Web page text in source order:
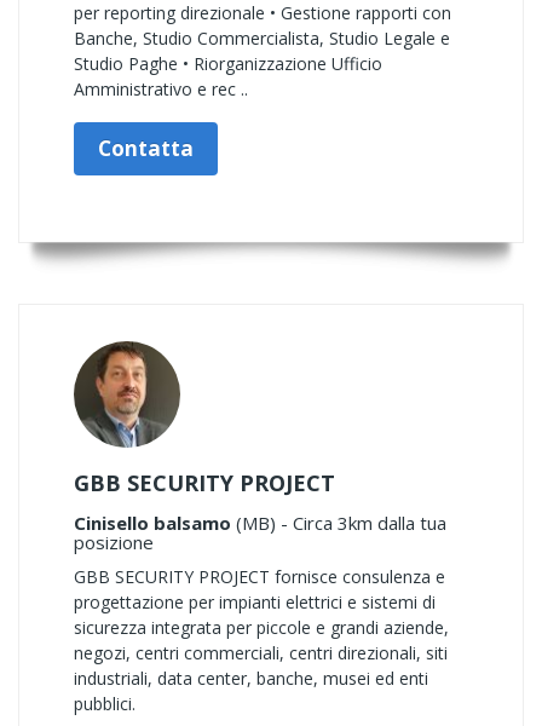
per reporting direzionale • Gestione rapporti con
Banche, Studio Commercialista, Studio Legale e
Studio Paghe • Riorganizzazione Ufficio
Amministrativo e rec ..
Contatta
GBB SECURITY PROJECT
Cinisello balsamo (MB) - Circa 3km dalla tua
posizione
GBB SECURITY PROJECT fornisce consulenza e
progettazione per impianti elettrici e sistemi di
sicurezza integrata per piccole e grandi aziende,
negozi, centri commerciali, centri direzionali, siti
industriali, data center, banche, musei ed enti
pubblici.